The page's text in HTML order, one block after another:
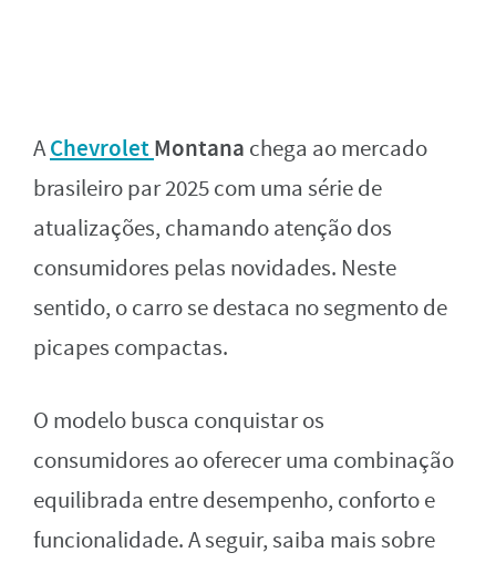
AChevroletMontana chega ao mercado
brasileiro par 2025 com uma série de
atualizações, chamando atenção dos
consumidores pelas novidades. Neste
sentido, o carro se destaca no segmento de
picapes compactas.
O modelo busca conquistar os
consumidores ao oferecer uma combinação
equilibrada entre desempenho, conforto e
funcionalidade. A seguir, saiba mais sobre